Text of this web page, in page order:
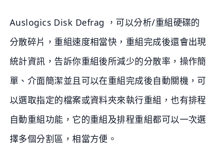
Auslogics Disk Defrag ，可以分析/重組硬碟的
分散碎片，重組速度相當快，重組完成後還會出現
統計資訊，告訴你重組後所減少的分散率，操作簡
單、介面簡潔並且可以在重組完成後自動關機，可
以選取指定的檔案或資料夾來執行重組，也有排程
自動重組功能，它的重組及排程重組都可以一次選
擇多個分割區，相當方便。